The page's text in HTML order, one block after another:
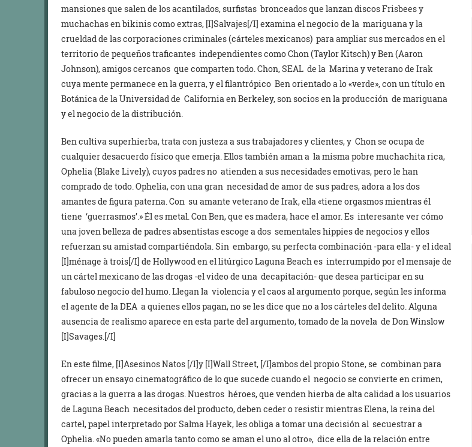
mansiones que salen de los acantilados, surfistas bronceados que lanzan discos Frisbees y
muchachas en bikinis como extras, [I]Salvajes[/I] examina el negocio de la mariguana y la
crueldad de las corporaciones criminales (cárteles mexicanos) para ampliar sus mercados en el
territorio de pequeños traficantes independientes como Chon (Taylor Kitsch) y Ben (Aaron
Johnson), amigos cercanos que comparten todo. Chon, SEAL de la Marina y veterano de Irak
cuya mente permanece en la guerra, y el filantrópico Ben orientado a lo «verde», con un título en
Botánica de la Universidad de California en Berkeley, son socios en la producción de mariguana
y el negocio de la distribución.
Ben cultiva superhierba, trata con justeza a sus trabajadores y clientes, y Chon se ocupa de
cualquier desacuerdo físico que emerja. Ellos también aman a la misma pobre muchachita rica,
Ophelia (Blake Lively), cuyos padres no atienden a sus necesidades emotivas, pero le han
comprado de todo. Ophelia, con una gran necesidad de amor de sus padres, adora a los dos
amantes de figura paterna. Con su amante veterano de Irak, ella «tiene orgasmos mientras él
tiene ‘guerrasmos’.» Él es metal. Con Ben, que es madera, hace el amor. Es interesante ver cómo
una joven belleza de padres absentistas escoge a dos sementales hippies de negocios y ellos
refuerzan su amistad compartiéndola. Sin embargo, su perfecta combinación -para ella- y el ideal
[I]ménage à trois[/I] de Hollywood en el litúrgico Laguna Beach es interrumpido por el mensaje de
un cártel mexicano de las drogas -el video de una decapitación- que desea participar en su
fabuloso negocio del humo. Llegan la violencia y el caos al argumento porque, según les informa
el agente de la DEA a quienes ellos pagan, no se les dice que no a los cárteles del delito. Alguna
ausencia de realismo aparece en esta parte del argumento, tomado de la novela de Don Winslow
[I]Savages.[/I]
En este filme, [I]Asesinos Natos [/I]y [I]Wall Street, [/I]ambos del propio Stone, se combinan para
ofrecer un ensayo cinematográfico de lo que sucede cuando el negocio se convierte en crimen,
gracias a la guerra a las drogas. Nuestros héroes, que venden hierba de alta calidad a los usuarios
de Laguna Beach necesitados del producto, deben ceder o resistir mientras Elena, la reina del
cartel, papel interpretado por Salma Hayek, les obliga a tomar una decisión al secuestrar a
Ophelia. «No pueden amarla tanto como se aman el uno al otro», dice ella de la relación entre